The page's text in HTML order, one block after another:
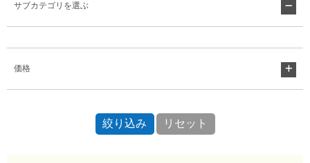
サブカテゴリを選ぶ
価格